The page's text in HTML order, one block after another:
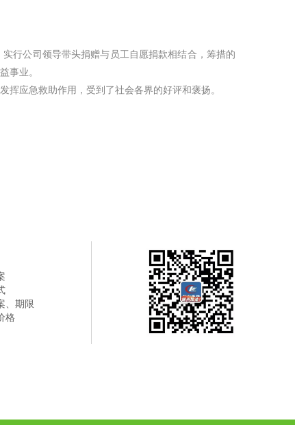
行公司领导带头捐赠与员工自愿捐款相结合，筹措的
事业。
应急救助作用，受到了社会各界的好评和褒扬。
、期限
格